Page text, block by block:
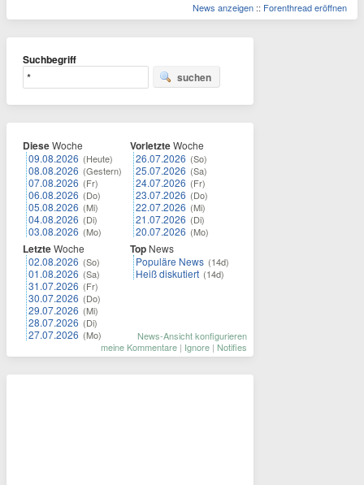
News anzeigen :: Forenthread eröffnen
Suchbegriff
suchen
DieseWoche
09.08.2026 (Heute)
08.08.2026 (Gestern)
07.08.2026 (Fr)
06.08.2026 (Do)
05.08.2026 (Mi)
04.08.2026 (Di)
03.08.2026 (Mo)
LetzteWoche
02.08.2026 (So)
01.08.2026 (Sa)
31.07.2026 (Fr)
30.07.2026 (Do)
29.07.2026 (Mi)
28.07.2026 (Di)
27.07.2026 (Mo)
VorletzteWoche
26.07.2026 (So)
25.07.2026 (Sa)
24.07.2026 (Fr)
23.07.2026 (Do)
22.07.2026 (Mi)
21.07.2026 (Di)
20.07.2026 (Mo)
Top News
Populäre News (14d)
Heiß diskutiert (14d)
News-Ansicht konfigurieren
meine Kommentare | Ignore | Notifies